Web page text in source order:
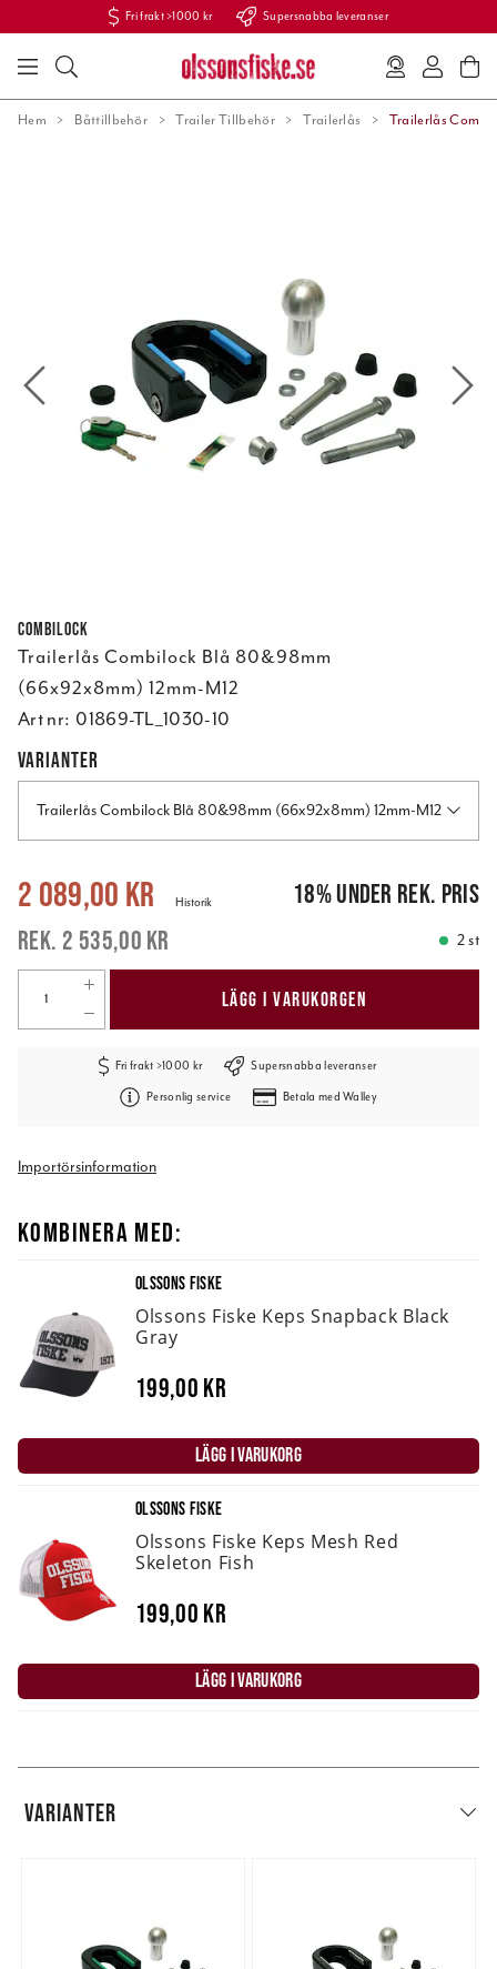
Fri frakt >1000 kr Supersnabba leveranser
Hem Båttillbehör Trailer Tillbehör Trailerlås Trailerlås
Combilock
Trailerlås Combilock Blå 80&98mm
(66x92x8mm) 12mm-M12
Art nr: 01869-TL_1030-10
VARIANTER
Trailerlås Combilock Blå 80&98mm (66x92x8mm) 12mm-M12
Nuvarande pris: 2 089,00 kr 2 535,00 kr
2 089,00 kr
2 535,00 kr
Historik 18%under rek. pris
2 st
LÄGG I VARUKORGEN
Fri frakt >1000 kr Supersnabba leveranser
Personlig service Betala med Walley
Importörsinformation
KOMBINERA MED:
OLSSONS FISKE
Olssons Fiske Keps Snapback Black
Gray
199,00 kr
LÄGG I VARUKORG
OLSSONS FISKE
Olssons Fiske Keps Mesh Red
Skeleton Fish
199,00 kr
LÄGG I VARUKORG
VARIANTER